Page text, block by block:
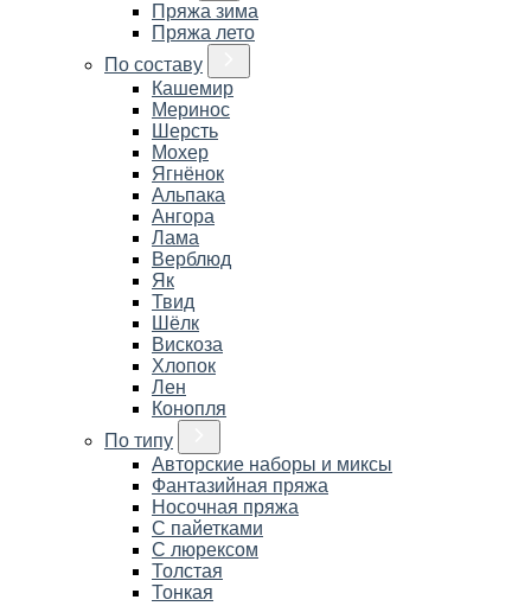
Пряжа зима
Пряжа лето
По составу
Кашемир
Меринос
Шерсть
Мохер
Ягнёнок
Альпака
Ангора
Лама
Верблюд
Як
Твид
Шёлк
Вискоза
Хлопок
Лен
Конопля
По типу
Авторские наборы и миксы
Фантазийная пряжа
Носочная пряжа
С пайетками
С люрексом
Толстая
Тонкая